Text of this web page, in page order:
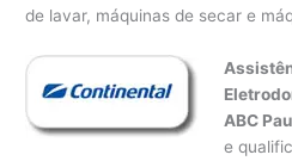
de lavar, máquinas de secar e
ABC
e